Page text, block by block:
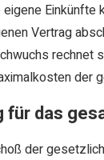
Vertrag
rechnet
der
für das
der